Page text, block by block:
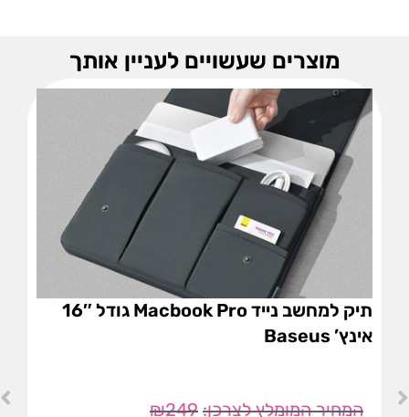
מוצרים שעשויים לעניין אותך
תיק למחשב נייד Macbook Pro גודל 16″
אינץ’ Baseus
₪249